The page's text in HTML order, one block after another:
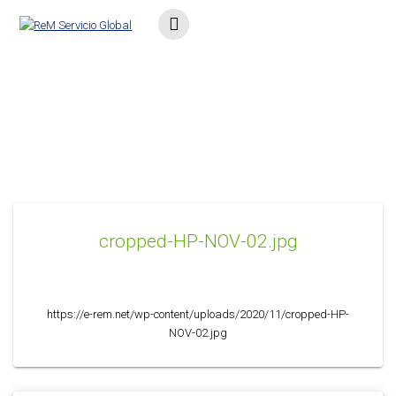
cropped-HP-NOV-02.jpg
https://e-rem.net/wp-content/uploads/2020/11/cropped-HP-
NOV-02.jpg